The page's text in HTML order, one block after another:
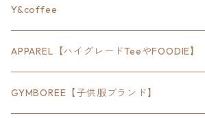
24inch×8inch
18inch×24inch
30inch×24inch
ハウス
クルマ
セキュリティ
Y&coffee
APPAREL【ハイグレードTeeやFOODIE】
Bradley
GYMBOREE【子供服ブランド】